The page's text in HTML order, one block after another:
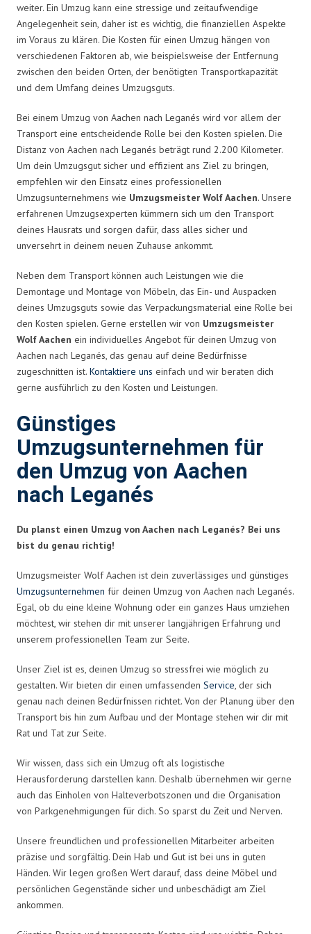
weiter. Ein Umzug kann eine stressige und zeitaufwendige
Angelegenheit sein, daher ist es wichtig, die finanziellen Aspekte
im Voraus zu klären. Die Kosten für einen Umzug hängen von
verschiedenen Faktoren ab, wie beispielsweise der Entfernung
zwischen den beiden Orten, der benötigten Transportkapazität
und dem Umfang deines Umzugsguts.
Bei einem Umzug von Aachen nach Leganés wird vor allem der
Transport eine entscheidende Rolle bei den Kosten spielen. Die
Distanz von Aachen nach Leganés beträgt rund 2.200 Kilometer.
Um dein Umzugsgut sicher und effizient ans Ziel zu bringen,
empfehlen wir den Einsatz eines professionellen
Umzugsunternehmens wie Umzugsmeister Wolf Aachen. Unsere
erfahrenen Umzugsexperten kümmern sich um den Transport
deines Hausrats und sorgen dafür, dass alles sicher und
unversehrt in deinem neuen Zuhause ankommt.
Neben dem Transport können auch Leistungen wie die
Demontage und Montage von Möbeln, das Ein- und Auspacken
deines Umzugsguts sowie das Verpackungsmaterial eine Rolle bei
den Kosten spielen. Gerne erstellen wir von Umzugsmeister
Wolf Aachen ein individuelles Angebot für deinen Umzug von
Aachen nach Leganés, das genau auf deine Bedürfnisse
zugeschnitten ist. Kontaktiere uns einfach und wir beraten dich
gerne ausführlich zu den Kosten und Leistungen.
Günstiges
Umzugsunternehmen für
den Umzug von Aachen
nach Leganés
Du planst einen Umzug von Aachen nach Leganés? Bei uns
bist du genau richtig!
Umzugsmeister Wolf Aachen ist dein zuverlässiges und günstiges
Umzugsunternehmen für deinen Umzug von Aachen nach Leganés.
Egal, ob du eine kleine Wohnung oder ein ganzes Haus umziehen
möchtest, wir stehen dir mit unserer langjährigen Erfahrung und
unserem professionellen Team zur Seite.
Unser Ziel ist es, deinen Umzug so stressfrei wie möglich zu
gestalten. Wir bieten dir einen umfassenden Service, der sich
genau nach deinen Bedürfnissen richtet. Von der Planung über den
Transport bis hin zum Aufbau und der Montage stehen wir dir mit
Rat und Tat zur Seite.
Wir wissen, dass sich ein Umzug oft als logistische
Herausforderung darstellen kann. Deshalb übernehmen wir gerne
auch das Einholen von Halteverbotszonen und die Organisation
von Parkgenehmigungen für dich. So sparst du Zeit und Nerven.
Unsere freundlichen und professionellen Mitarbeiter arbeiten
präzise und sorgfältig. Dein Hab und Gut ist bei uns in guten
Händen. Wir legen großen Wert darauf, dass deine Möbel und
persönlichen Gegenstände sicher und unbeschädigt am Ziel
ankommen.